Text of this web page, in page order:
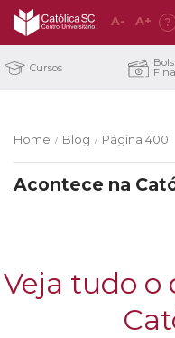
A- A+ ?
Cursos
Home / Blog / Página 400
Acontece na
Veja tudo o